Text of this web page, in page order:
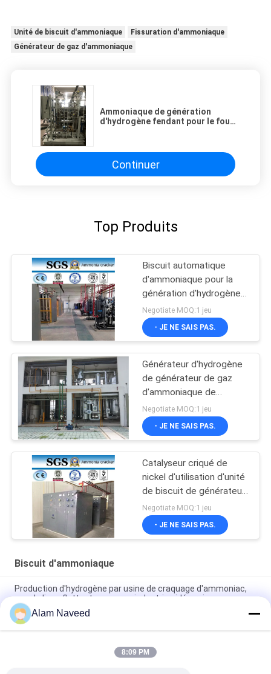
Unité de biscuit d'ammoniaque
Fissuration d'ammoniaque
Générateur de gaz d'ammoniaque
Ammoniaque de génération
d'hydrogène fendant pour le four
Continuer
Top Produits
Biscuit automatique
d'ammoniaque pour la
génération d'hydrogène,
capacité 5-1000Nm3/H
Negotiate MOQ:1 jeu
- JE NE SAIS PAS.
Générateur d'hydrogène
de générateur de gaz
d'ammoniaque de
métallurgie/traitement
thermique
Negotiate MOQ:1 jeu
- JE NE SAIS PAS.
Catalyseur criqué de
nickel d'utilisation d'unité
de biscuit de générateur
d'ammoniaque/ammoniaque
Negotiate MOQ:1 jeu
- JE NE SAIS PAS.
Biscuit d'ammoniaque
Production d'hydrogène par usine de craquage d'ammoniac,
pour la ligne flottante en verre, industrie sidérurgique
Repère de flotteur en verre d'usine de biscuit d'ammoniaque
de production d'hydrogène industrie sidérurgique
Installation simple d'ammoniaque de générateur automatique
Alam Naveed
8:09 PM